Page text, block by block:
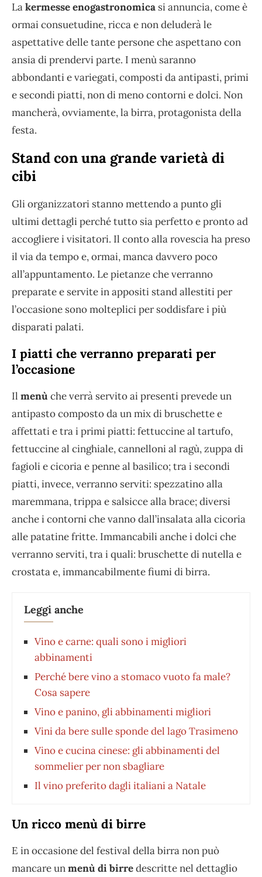
Lakermesse enogastronomica si annuncia, come è
ormai consuetudine, ricca e non deluderà le
aspettative delle tante persone che aspettano con
ansia di prendervi parte. I menù saranno
abbondanti e variegati, composti da antipasti, primi
e secondi piatti, non di meno contorni e dolci. Non
mancherà, ovviamente, la birra, protagonista della
festa.
Stand con una grande varietà di
cibi
Gli organizzatori stanno mettendo a punto gli
ultimi dettagli perché tutto sia perfetto e pronto ad
accogliere i visitatori. Il conto alla rovescia ha preso
il via da tempo e, ormai, manca davvero poco
all’appuntamento. Le pietanze che verranno
preparate e servite in appositi stand allestiti per
l’occasione sono molteplici per soddisfare i più
disparati palati.
I piatti che verranno preparati per
l’occasione
Il menù che verrà servito ai presenti prevede un
antipasto composto da un mix di bruschette e
affettati e tra i primi piatti: fettuccine al tartufo,
fettuccine al cinghiale, cannelloni al ragù, zuppa di
fagioli e cicoria e penne al basilico; tra i secondi
piatti, invece, verranno serviti: spezzatino alla
maremmana, trippa e salsicce alla brace; diversi
anche i contorni che vanno dall’insalata alla cicoria
alle patatine fritte. Immancabili anche i dolci che
verranno serviti, tra i quali: bruschette di nutella e
crostata e, immancabilmente fiumi di birra.
Leggi anche
Vino e carne: quali sono i migliori
abbinamenti
Perché bere vino a stomaco vuoto fa male?
Cosa sapere
Vino e panino, gli abbinamenti migliori
Vini da bere sulle sponde del lago Trasimeno
Vino e cucina cinese: gli abbinamenti del
sommelier per non sbagliare
Il vino preferito dagli italiani a Natale
Un ricco menù di birre
E in occasione del festival della birra non può
mancare unmenù di birredescritte nel dettaglio